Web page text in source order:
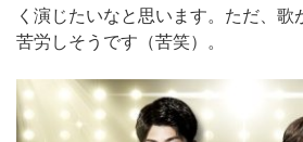
く演じたいなと思います。ただ、歌
苦労しそうです（苦笑）。